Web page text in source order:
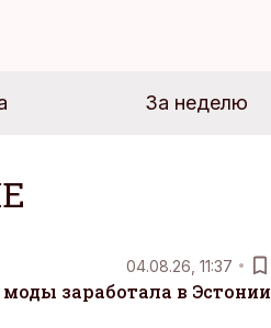
За неделю
04.08.26, 11:37
заработала в Эстонии